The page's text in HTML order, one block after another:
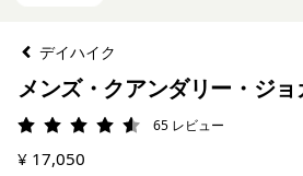
デイハイク
メンズ・クアンダリー・ジョ
評価: 4.5 / 5
65 レビュー
¥ 17,050